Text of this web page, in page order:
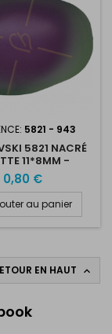
5821 - 943
5821 NACRÉ
11*8MM -
PURPLE PEARL
0,80 €
au panier
EN HAUT 